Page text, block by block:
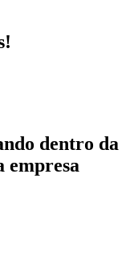
dentro da
empresa